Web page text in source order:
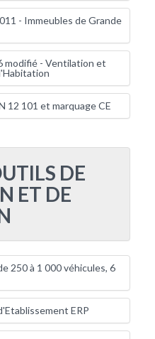
- Immeubles de Grande
modifié - Ventilation et
12 101 et marquage CE
DE
ET DE
250 à 1 000 véhicules, 6
ERP